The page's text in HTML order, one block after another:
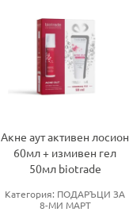
Акне аут активен лосион
60мл + измивен гел
50мл biotrade
Категория: ПОДАРЪЦИ ЗА
8-МИ МАРТ